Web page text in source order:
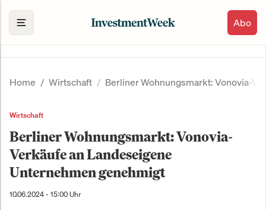
Abo
Home Wirtschaft Berliner Wohnungsmarkt: Vonovia-
Wirtschaft
Berliner Wohnungsmarkt: Vonovia-
Verkäufe an Landeseigene
Unternehmen genehmigt
10.06.2024 - 15:00 Uhr